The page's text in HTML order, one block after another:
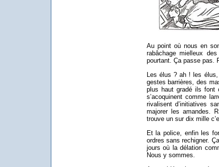
Au point où nous en
rabâchage mielleux
pourtant. Ça passe pas.
Les élus ? ah ! les
gestes barrières, des
plus haut gradé ils font
s’acoquinent comme
rivalisent d’initiatives
majorer les amandes.
trouve un sur dix mille
Et la police, enfin les
ordres sans rechigner.
jours où la délation
Nous y sommes.